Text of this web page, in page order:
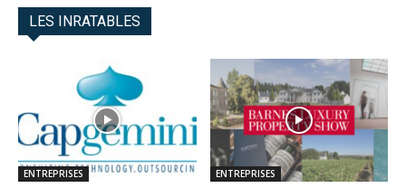
LES INRATABLES
ENTREPRISES ENTREPRISES